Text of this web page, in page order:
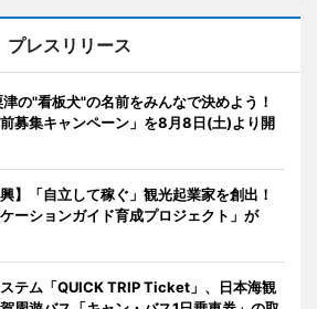
プレスリリース
の"看板犬"の名前をみんなで決めよう！
募集キャンペーン」を8月8日(土)より開
】「自立して稼ぐ」観光起業家を創出！
ーションガイド育成プロジェクト」が
テム「QUICK TRIP Ticket」、日本海観